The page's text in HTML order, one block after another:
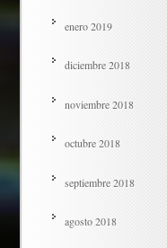
enero 2019
diciembre 2018
noviembre 2018
octubre 2018
septiembre 2018
agosto 2018